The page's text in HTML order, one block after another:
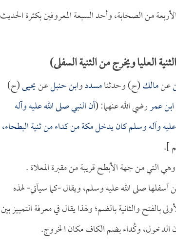
من الصحابة، وأحد السبعة المعروفين بكثرة الحديث
العليا ويخرج من الثنية السفلى)
عنمالك(ح) وحدثنامسددوابن حنبلعنيحيى(ح)
ابن عمررضي الله عنهما: (أن النبي صلى الله عليه وآله
وآله وسلم كان يدخل مكة من كداء من ثنية البطحاء،
].
التي من جهة الأبطح قريبة من مقبرة المعلاة .
صلى الله عليه وسلم، ويقال -كما سيأتي- لهذه
بالفتح والثانية بالضم؛ ولهذا يقال في معرفة التمييز بين
وكُداء بضم الكاف مكان الخروج.